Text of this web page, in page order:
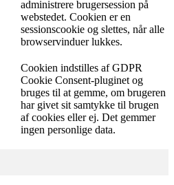
administrere brugersession på
webstedet. Cookien er en
sessionscookie og slettes, når alle
browservinduer lukkes.
Cookien indstilles af GDPR
Cookie Consent-pluginet og
bruges til at gemme, om brugeren
har givet sit samtykke til brugen
af ​​cookies eller ej. Det gemmer
ingen personlige data.